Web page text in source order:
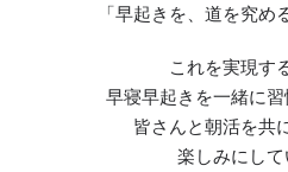
「早起きを、道を究め
これを実現す
早寝早起きを一緒に
皆さんと朝活を共
楽しみにして